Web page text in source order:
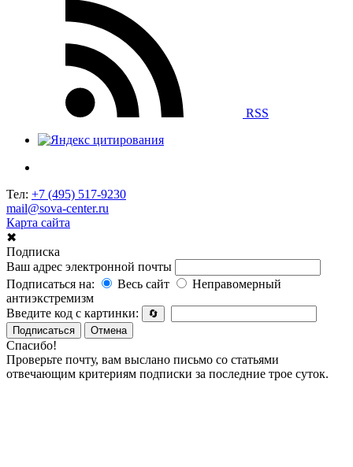
RSS
Тел: +7 (495) 517-9230
mail@sova-center.ru
Карта сайта
✖
Подписка
Ваш адрес электронной почты
Подписаться на:
Весь сайт
Неправомерный
антиэкстремизм
Введите код с картинки:
🔄
Подписаться
Отмена
Спасибо!
Проверьте почту, вам выслано письмо со статьями
отвечающим критериям подписки за последние трое суток.